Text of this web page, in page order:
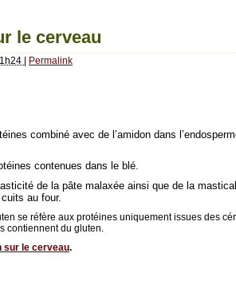
le cerveau
| Permalink
combiné avec de l’amidon dans
contenues dans le blé.
de la pâte malaxée ainsi que de la
au four.
se réfère aux protéines uniquement issues des
contiennent du gluten.
sur le cerveau.